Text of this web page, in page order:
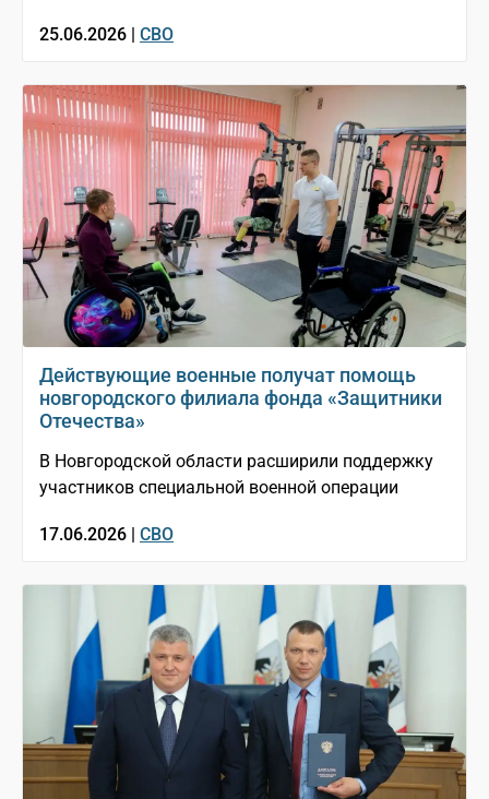
25.06.2026 | СВО
Действующие военные получат помощь
новгородского филиала фонда «Защитники
Отечества»
В Новгородской области расширили поддержку
участников специальной военной операции
17.06.2026 | СВО